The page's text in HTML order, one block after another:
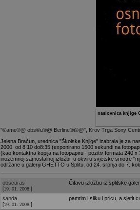
naslovnica knjige
"©ame®@ obs©u®@ Berline®i©@", Krov Trga Sony
Jelena Bračun, urednica "Školske Knjige" izabrala je za
2000. od 8:10 do8:35 (exponirano 1500 sekundi na
(kao kontaktna kopija na fotopapiru - pozitiv formata 240
inozemnoj samostalnoj izložbi, u okviru svjetske smotre
održane u galeriji GHETTO u Splitu, od 24. srpnja do 7.
obscuras
[19. 01. 2008. ]
Čitavu izložbu iz splitske
sanda
[19. 01. 2008. ]
pamtim i sliku i pricu, a sjetit